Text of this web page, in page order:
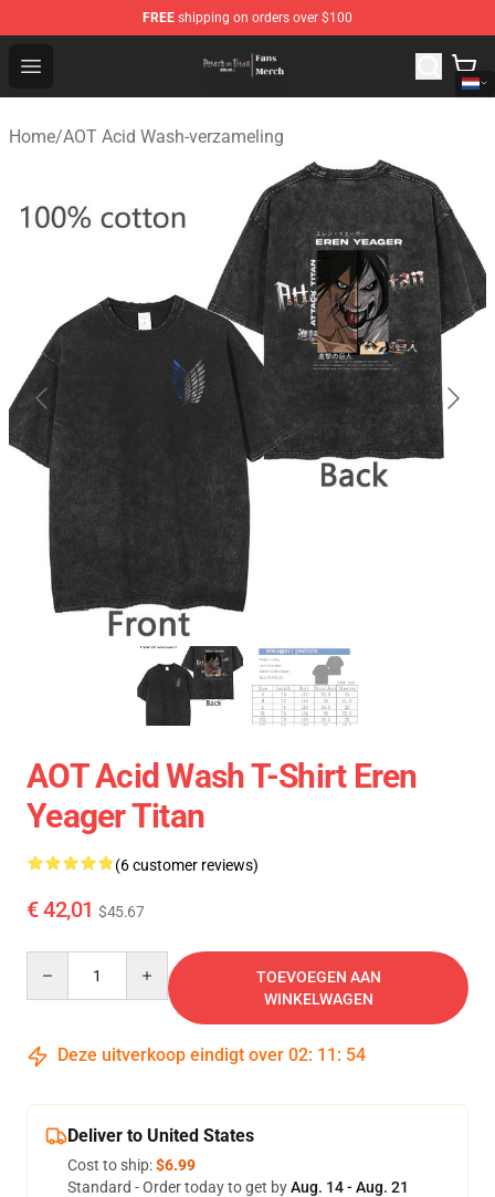
FREE shipping on orders over $100
Open menu
Attack On Titan Store - Official Attack On Titan
Home/AOT Acid Wash-verzameling
AOT Acid Wash T-Shirt Eren
Yeager Titan
(6 customer reviews)
€ 42,01 $45.67
TOEVOEGEN AAN
WINKELWAGEN
Deze uitverkoop eindigt over 02: 11 : 53
Deliver to United States
Cost to ship:$6.99
Standard - Order today to get byAug. 14 - Aug. 21